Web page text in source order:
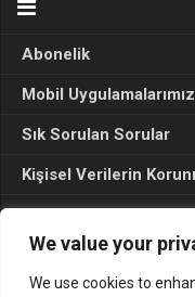
We value your
We use cookies to
Abonelik
Mobil Uygulamalarımız
Sık Sorulan Sorular
Kişisel Verilerin
Seçim Sonuçları 2024